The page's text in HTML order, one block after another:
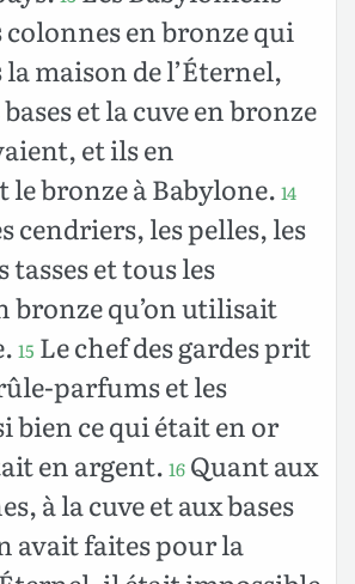
en bronze qui
maison de l’Éternel,
et la cuve en bronze
et ils en
bronze à Babylone. 14
cendriers, les pelles, les
tasses et tous les
bronze qu’on utilisait
15 Le chef des gardes prit
parfums et les
bien ce qui était en or
en argent. 16 Quant aux
à la cuve et aux bases
avait faites pour la